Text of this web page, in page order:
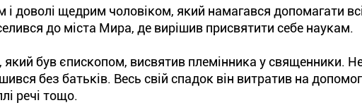
і доволі щедрим чоловіком, який намагався допомагати
до міста Мира, де вирішив присвятити себе наукам.
був єпископом, висвятив племінника у священники.
без батьків. Весь свій спадок він витратив на
речі тощо.